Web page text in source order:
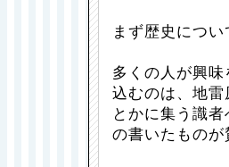
まず歴史につ
多くの人が興
込むのは、地
とかに集う識
の書いたもの